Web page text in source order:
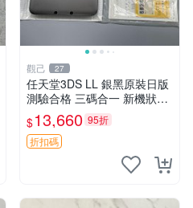
觀己 27
任天堂3DS LL 銀黑原裝日版
測驗合格 三碼合一 新機狀態
完美螢幕 薄膜保護 配套齊備
3DSLL 日版 系統完好 薄膜貼
膜 保用配件
$13,660 95折
折扣碼